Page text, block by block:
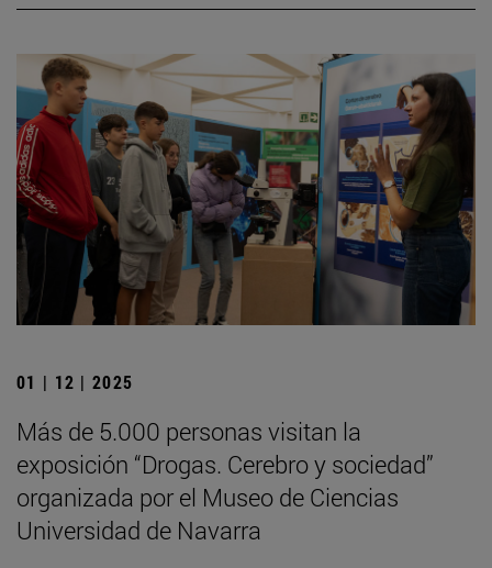
01 | 12 | 2025
Más de 5.000 personas visitan la
exposición “Drogas. Cerebro y sociedad”
organizada por el Museo de Ciencias
Universidad de Navarra